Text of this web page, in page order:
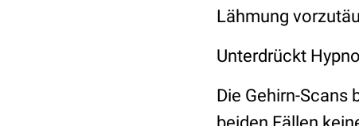
Lähmung
Unterdrückt
Die Gehirn-Scans